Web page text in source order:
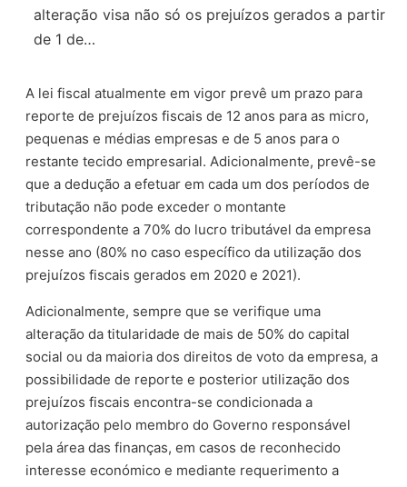
alteração visa não só os prejuízos gerados a partir
de 1 de…
A lei fiscal atualmente em vigor prevê um prazo para
reporte de prejuízos fiscais de 12 anos para as micro,
pequenas e médias empresas e de 5 anos para o
restante tecido empresarial. Adicionalmente, prevê-se
que a dedução a efetuar em cada um dos períodos de
tributação não pode exceder o montante
correspondente a 70% do lucro tributável da empresa
nesse ano (80% no caso específico da utilização dos
prejuízos fiscais gerados em 2020 e 2021).
Adicionalmente, sempre que se verifique uma
alteração da titularidade de mais de 50% do capital
social ou da maioria dos direitos de voto da empresa, a
possibilidade de reporte e posterior utilização dos
prejuízos fiscais encontra-se condicionada a
autorização pelo membro do Governo responsável
pela área das finanças, em casos de reconhecido
interesse económico e mediante requerimento a